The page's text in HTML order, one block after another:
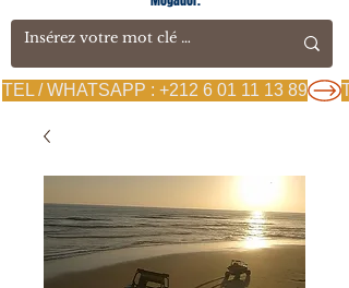
TEL / WHATSAPP : +212 6 01 11 13 89